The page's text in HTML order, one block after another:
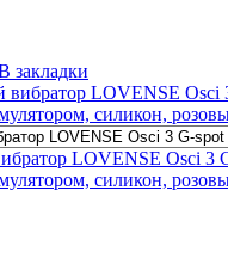
закладки
LOVENSE Osci 3
силикон,